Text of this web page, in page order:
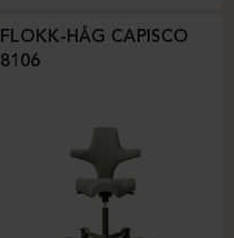
FLOKK-HÅG CAPISCO
8106